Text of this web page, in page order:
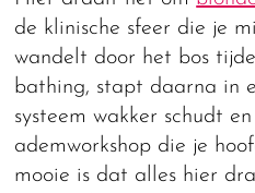
de klinische sfeer die je
wandelt door het bos
bathing, stapt daarna in
systeem wakker schudt
ademworkshop die je
mooie is dat alles hier